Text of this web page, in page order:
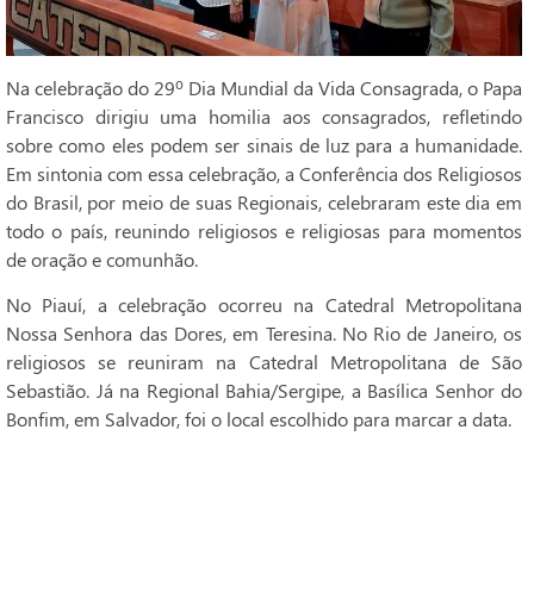
Na celebração do 29º Dia Mundial da Vida Consagrada, o Papa
Francisco dirigiu uma homilia aos consagrados, refletindo
sobre como eles podem ser sinais de luz para a humanidade.
Em sintonia com essa celebração, a Conferência dos Religiosos
do Brasil, por meio de suas Regionais, celebraram este dia em
todo o país, reunindo religiosos e religiosas para momentos
de oração e comunhão.
No Piauí, a celebração ocorreu na Catedral Metropolitana
Nossa Senhora das Dores, em Teresina. No Rio de Janeiro, os
religiosos se reuniram na Catedral Metropolitana de São
Sebastião. Já na Regional Bahia/Sergipe, a Basílica Senhor do
Bonfim, em Salvador, foi o local escolhido para marcar a data.